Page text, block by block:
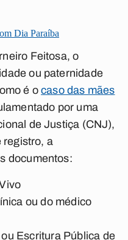
Dia Paraíba
Feitosa, o
ou paternidade
é ocaso das mães
por uma
de Justiça (CNJ),
registro, a
documentos:
ou do médico
Escritura Pública de